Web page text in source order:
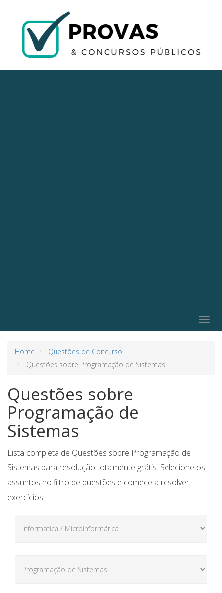
Home
Questões de Concurso
Questões sobre Programação de Sistemas
Questões sobre
Programação de
Sistemas
Lista completa de Questões sobre Programação de
Sistemas para resolução totalmente grátis. Selecione os
assuntos no filtro de questões e comece a resolver
exercícios.